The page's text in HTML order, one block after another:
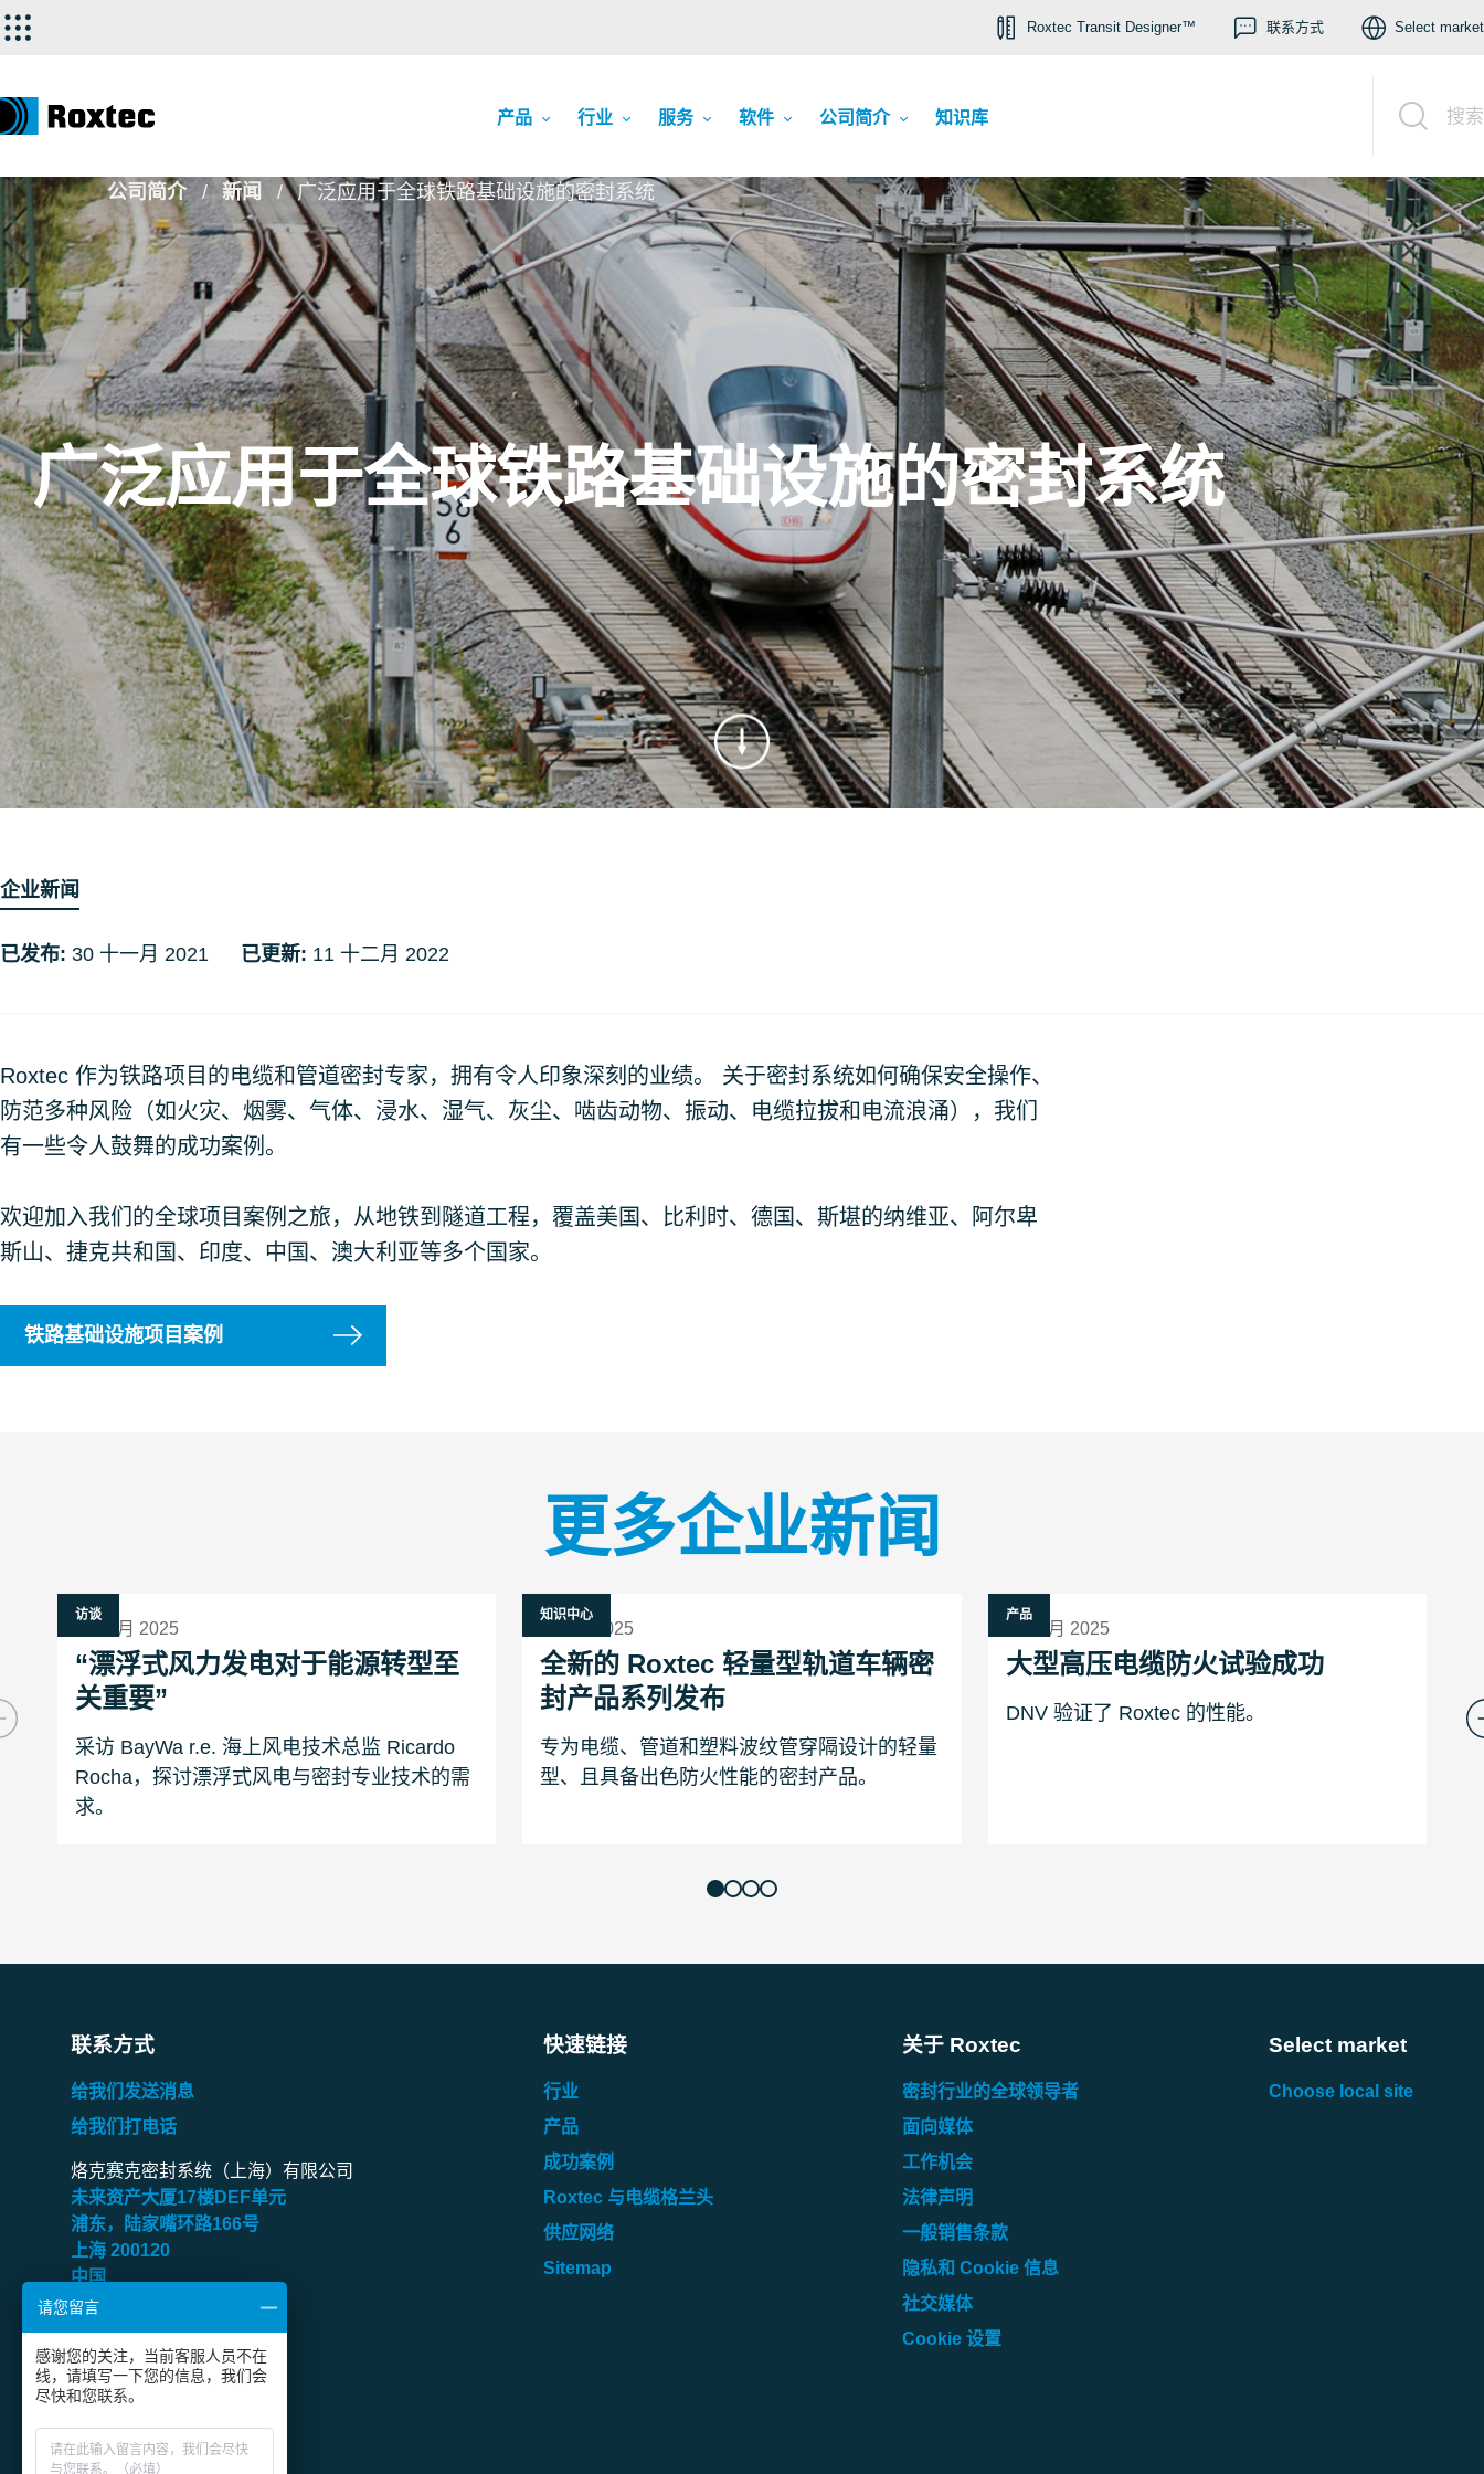
Roxtec Transit Designer™ 联系方式 Select market
产品 行业 服务 软件 公司简介 知识库 搜索
公司简介 新闻 广泛应用于全球铁路基础设施的密封系统
广泛应用于全球铁路基础设施的密封系统
企业新闻
已发布: 30 十一月 2021 已更新: 11 十二月 2022
Roxtec 作为铁路项目的电缆和管道密封专家，拥有令人印象深刻的业绩。 关于密封系统如何确保安全操作、
防范多种风险（如火灾、烟雾、气体、浸水、湿气、灰尘、啮齿动物、振动、电缆拉拔和电流浪涌），我们
有一些令人鼓舞的成功案例。
欢迎加入我们的全球项目案例之旅，从地铁到隧道工程，覆盖美国、比利时、德国、斯堪的纳维亚、阿尔卑
斯山、捷克共和国、印度、中国、澳大利亚等多个国家。
铁路基础设施项目案例
更多企业新闻
访谈
24 九月 2025
“漂浮式风力发电对于能源转型至
关重要”
采访 BayWa r.e. 海上风电技术总监 Ricardo
Rocha，探讨漂浮式风电与密封专业技术的需
求。
知识中心
4 六月 2025
全新的 Roxtec 轻量型轨道车辆密
封产品系列发布
专为电缆、管道和塑料波纹管穿隔设计的轻量
型、且具备出色防火性能的密封产品。
产品
12 二月 2025
大型高压电缆防火试验成功
DNV 验证了 Roxtec 的性能。
联系方式
给我们发送消息
给我们打电话
烙克赛克密封系统（上海）有限公司
未来资产大厦17楼DEF单元
浦东，陆家嘴环路166号
上海 200120
中国
关注烙克赛克微信公众号
快速链接
行业
产品
成功案例
Roxtec 与电缆格兰头
供应网络
Sitemap
关于 Roxtec
密封行业的全球领导者
面向媒体
工作机会
法律声明
一般销售条款
隐私和 Cookie 信息
社交媒体
Cookie 设置
Select market
Choose local site
请您留言
感谢您的关注，当前客服人员不在
线，请填写一下您的信息，我们会
尽快和您联系。